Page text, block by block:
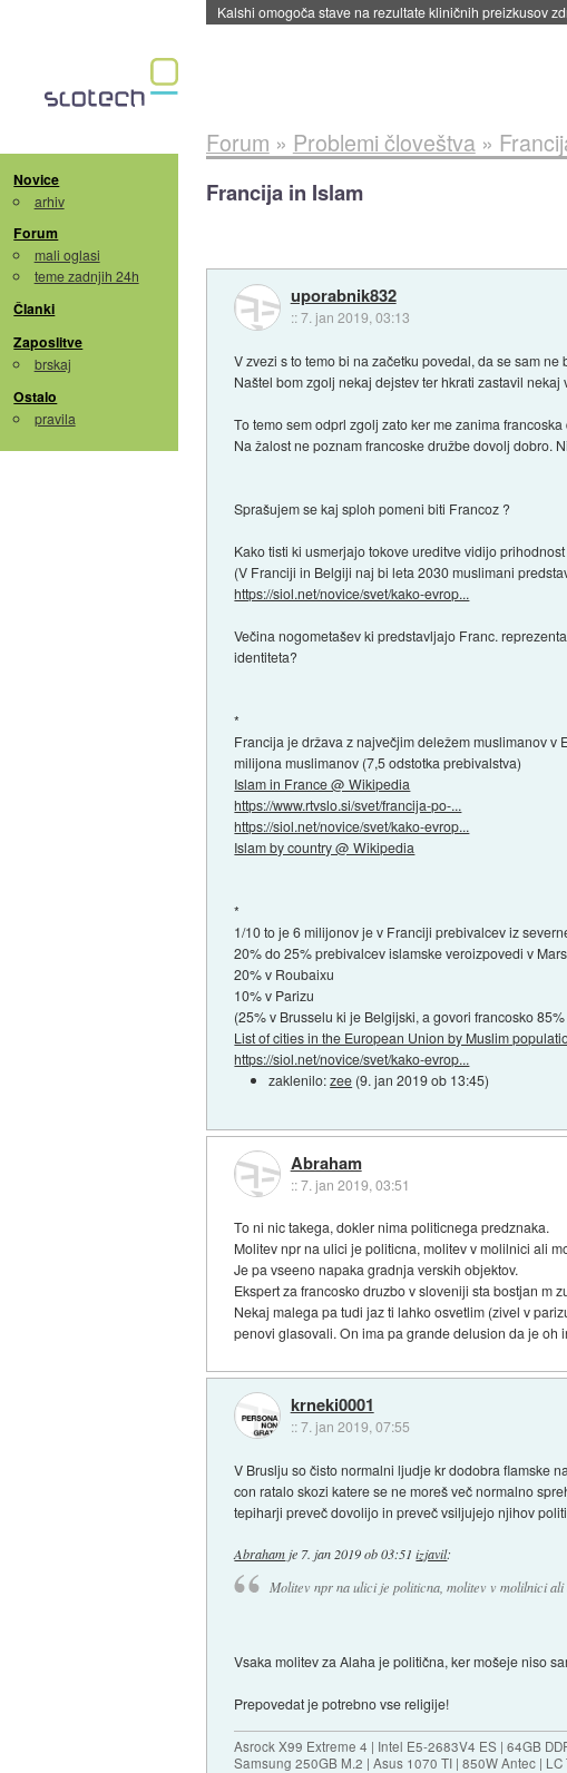
Kalshi omogoča stave na rezultate kliničnih preizkusov
Novice
arhiv
Forum
mali oglasi
teme zadnjih 24h
Članki
Zaposlitve
brskaj
Ostalo
pravila
Forum » Problemi človeštva»
Francija in Islam
uporabnik832
::7. jan 2019, 03:13
V zvezi s to temo bi na začetku povedal, da se sam
Naštel bom zgolj nekaj dejstev ter hkrati zastavil nekaj
To temo sem odprl zgolj zato ker me zanima
Na žalost ne poznam francoske družbe dovolj dobro.
Sprašujem se kaj sploh pomeni biti Francoz ?
Kako tisti ki usmerjajo tokove ureditve vidijo
(V Franciji in Belgiji naj bi leta 2030 muslimani
https://siol.net/novice/svet/kako-evrop...
Večina nogometašev ki predstavljajo Franc.
identiteta?
*
Francija je država z največjim deležem muslimanov
milijona muslimanov (7,5 odstotka prebivalstva)
Islam in France @ Wikipedia
https://www.rtvslo.si/svet/francija-po-...
https://siol.net/novice/svet/kako-evrop...
Islam by country @ Wikipedia
*
1/10 to je 6 milijonov je v Franciji prebivalcev iz
20% do 25% prebivalcev islamske veroizpovedi v
20% v Roubaixu
10% v Parizu
(25% v Brusselu ki je Belgijski, a govori francosko
List of cities in the European Union by Muslim
https://siol.net/novice/svet/kako-evrop...
zaklenilo:zee (9. jan 2019 ob 13:45)
Abraham
::7. jan 2019, 03:51
To ni nic takega, dokler nima politicnega predznaka.
Molitev npr na ulici je politicna, molitev v molilnici ali
Je pa vseeno napaka gradnja verskih objektov.
Ekspert za francosko druzbo v sloveniji sta bostjan m
Nekaj malega pa tudi jaz ti lahko osvetlim (zivel v
penovi glasovali. On ima pa grande delusion da je oh
krneki0001
::7. jan 2019, 07:55
V Bruslju so čisto normalni ljudje kr dodobra flamske
con ratalo skozi katere se ne moreš več normalno
tepiharji preveč dovolijo in preveč vsiljujejo njihov
Abraham je 7. jan 2019 ob 03:51 izjavil:
Molitev npr na ulici je politicna, molitev v molilnici ali
Vsaka molitev za Alaha je politična, ker mošeje niso
Prepovedat je potrebno vse religije!
Asrock X99 Extreme 4 | Intel E5-2683V4 ES | 64GB
Samsung 250GB M.2 | Asus 1070 TI | 850W Antec | LC